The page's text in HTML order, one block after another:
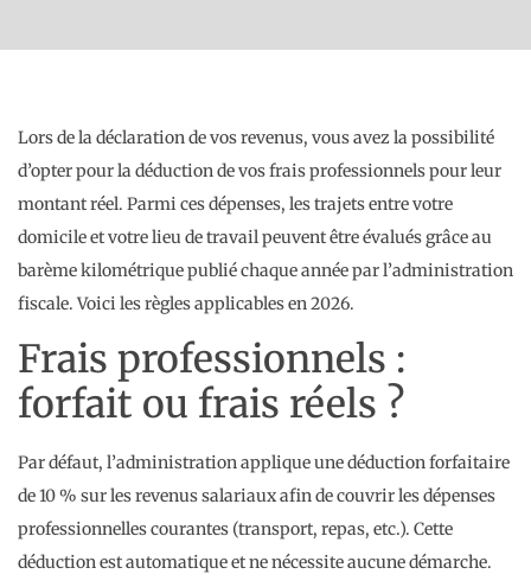
Lors de la déclaration de vos revenus, vous avez la possibilité
d’opter pour la déduction de vos frais professionnels pour leur
montant réel. Parmi ces dépenses, les trajets entre votre
domicile et votre lieu de travail peuvent être évalués grâce au
barème kilométrique publié chaque année par l’administration
fiscale. Voici les règles applicables en 2026.
Frais professionnels :
forfait ou frais réels ?
Par défaut, l’administration applique une déduction forfaitaire
de 10 % sur les revenus salariaux afin de couvrir les dépenses
professionnelles courantes (transport, repas, etc.). Cette
déduction est automatique et ne nécessite aucune démarche.